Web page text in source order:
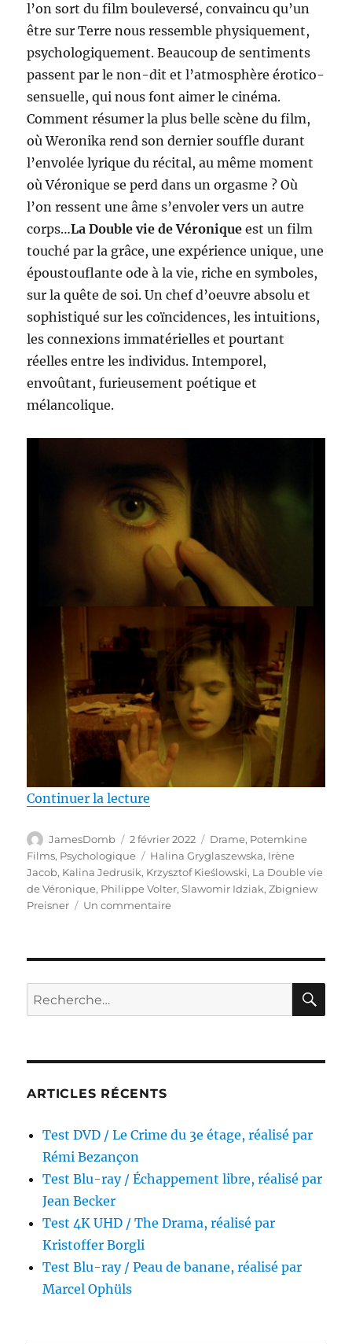
l’on sort du film bouleversé, convaincu qu’un
être sur Terre nous ressemble physiquement,
psychologiquement. Beaucoup de sentiments
passent par le non-dit et l’atmosphère érotico-
sensuelle, qui nous font aimer le cinéma.
Comment résumer la plus belle scène du film,
où Weronika rend son dernier souffle durant
l’envolée lyrique du récital, au même moment
où Véronique se perd dans un orgasme ? Où
l’on ressent une âme s’envoler vers un autre
corps…La Double vie de Véroniqueest un film
touché par la grâce, une expérience unique, une
époustouflante ode à la vie, riche en symboles,
sur la quête de soi. Un chef d’oeuvre absolu et
sophistiqué sur les coïncidences, les intuitions,
les connexions immatérielles et pourtant
réelles entre les individus. Intemporel,
envoûtant, furieusement poétique et
mélancolique.
Continuer la lecture
Auteur
JamesDomb
Publié
le
2 février 2022 Catégories
Drame, Potemkine
Films, Psychologique Étiquettes
Halina Gryglaszewska, Irène
Jacob, Kalina Jedrusik, Krzysztof Kieślowski, La Double vie
de Véronique, Philippe Volter,Slawomir Idziak,Zbigniew
Preisner
Un commentairesur
La
vie
Recherche
pour :
ARTICLES RÉCENTS
Test DVD / Le Crime du 3e étage, réalisé par
Rémi Bezançon
Test Blu-ray / Échappement libre, réalisé par
Jean Becker
Test 4K UHD / The Drama, réalisé par
Kristoffer Borgli
Test Blu-ray / Peau de banane, réalisé par
Marcel Ophüls